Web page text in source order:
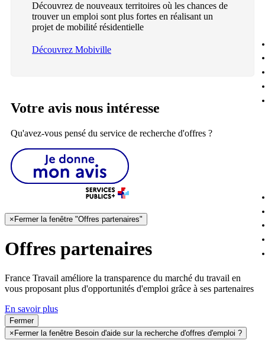
Découvrez de nouveaux territoires où les chances de
trouver un emploi sont plus fortes en réalisant un
projet de mobilité résidentielle
Découvrez Mobiville
Votre avis nous intéresse
Qu'avez-vous pensé du service de recherche d'offres ?
× Fermer la fenêtre "Offres partenaires"
Offres partenaires
France Travail améliore la transparence du marché du travail en
vous proposant plus d'opportunités d'emploi grâce à ses partenaires
En savoir plus
Fermer
× Fermer la fenêtre Besoin d'aide sur la recherche d'offres d'emploi ?